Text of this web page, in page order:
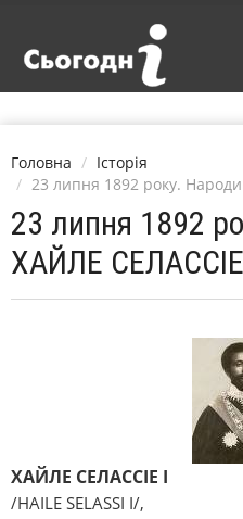
Головна
Історія
23 липня 1892 року.
23 липня 1892
ХАЙЛЕ СЕЛАССІЕ
ХАЙЛЕ СЕЛАССІЕ І
/HAІLE SELASSІ І/,